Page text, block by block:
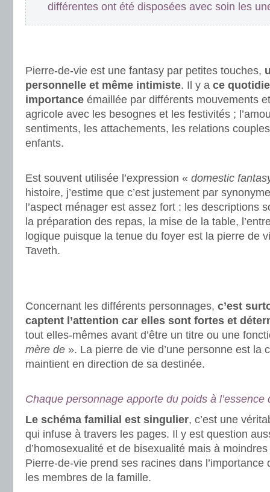
différentes ont été disposées avec soin les
Pierre-de-vie est une fantasy par petites touches,
personnelle et même intimiste. Il y a ce
importance émaillée par différents mouvements
agricole avec les besognes et les festivités ;
sentiments, les attachements, les relations
enfants.
Est souvent utilisée l’expression « domestic
histoire, j’estime que c’est justement par
l’aspect ménager est assez fort : les descriptions
la préparation des repas, la mise de la table,
logique puisque la tenue du foyer est la pierre de
Taveth.
Concernant les différents personnages, c’est
captent l’attention car elles sont fortes et
tout elles-mêmes avant d’être un titre ou une
mère de ». La pierre de vie d’une personne est la
maintient en direction de sa destinée.
Chaque personnage apporte du poids à l’essence
Le schéma familial est singulier, c’est une
qui infuse à travers les pages. Il y est question
d’homosexualité et de bisexualité mais à
Pierre-de-vie prend ses racines dans l’importance
les membres de la famille.